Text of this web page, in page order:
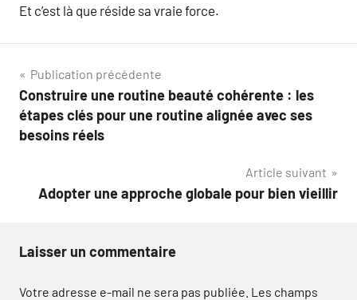
Et c’est là que réside sa vraie force.
Navigation
de
l’article
Publication précédente
Construire une routine beauté cohérente : les
étapes clés pour une routine alignée avec ses
besoins réels
Article suivant
Adopter une approche globale pour bien vieillir
Laisser un commentaire
Votre adresse e-mail ne sera pas publiée. Les champs